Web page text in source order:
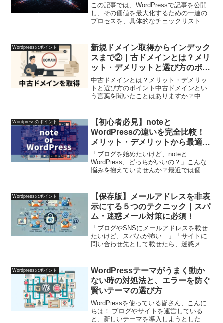
この記事では、WordPressで記事を公開
し、その価値を最大化するための一連の
プロセスを、具体的なチェックリスト形
順に沿って進めることで、検索エンジン
と読者の双方に...
Wordpressのポイント
新規ドメイン取得からインデック
スまで②｜古ドメインとは？メリ
ット・デメリットと選び方のポイ
ント
中古ドメインとは？メリット・デメリッ
トと選び方のポイント中古ドメインとい
う言葉を聞いたことはありますか？中古
SEO対策やアクセスアップを目的として
多くの人が活用していま...
Wordpressのポイント
【初心者必見】noteと
WordPressの違いを完全比較！
メリット・デメリットから最適な
選び方まで解説
「ブログを始めたいけど、noteと
WordPress、どっちがいいの？」こんな
悩みを抱えていませんか？最近では個人
な中でよく比較されるのが、手軽に始め
られるnoteと、...
Wordpressのポイント
【保存版】メールアドレスを非表
示にする５つのテクニック｜スパ
ム・迷惑メール対策に必須！
「ブログやSNSにメールアドレスを載せ
たいけど、スパムが怖い…」「サイトに
問い合わせ先として載せたら、迷惑メー
をそのまま載せると、自動収集ツールに
拾われてしまい、迷惑メ...
Wordpressのポイント
WordPressテーマがうまく動か
ない時の対処法と、エラーを防ぐ
賢いテーマの選び方
WordPressを使っている皆さん、こんに
ちは！ ブログやサイトを運営している
と、新しいテーマを導入しようとした